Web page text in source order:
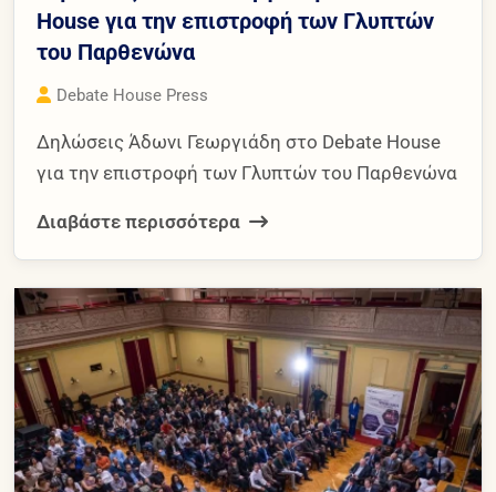
House για την επιστροφή των Γλυπτών
του Παρθενώνα
Debate House Press
Δηλώσεις Άδωνι Γεωργιάδη στο Debate House
για την επιστροφή των Γλυπτών του Παρθενώνα
Διαβάστε περισσότερα